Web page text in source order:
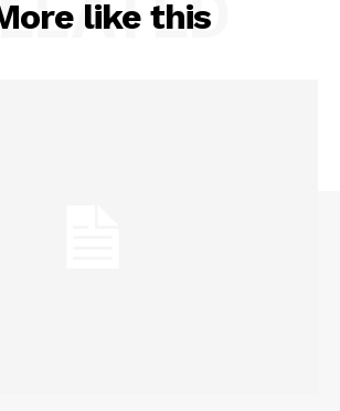
like this